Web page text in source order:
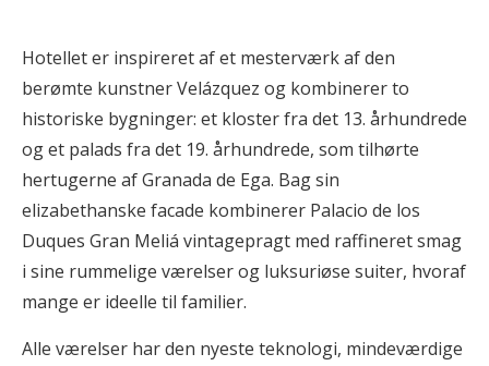
Hotellet er inspireret af et mesterværk af den
berømte kunstner Velázquez og kombinerer to
historiske bygninger: et kloster fra det 13. århundrede
og et palads fra det 19. århundrede, som tilhørte
hertugerne af Granada de Ega. Bag sin
elizabethanske facade kombinerer Palacio de los
Duques Gran Meliá vintagepragt med raffineret smag
i sine rummelige værelser og luksuriøse suiter, hvoraf
mange er ideelle til familier.
Alle værelser har den nyeste teknologi, mindeværdige